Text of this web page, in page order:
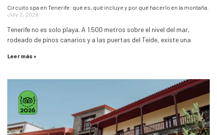
Circuito spa en Tenerife: qué es, qué incluye y por qué hacerlo en la montaña.
July 2, 2026
Tenerife no es solo playa. A 1.500 metros sobre el nivel del mar,
rodeado de pinos canarios y a las puertas del Teide, existe una
Leer más »